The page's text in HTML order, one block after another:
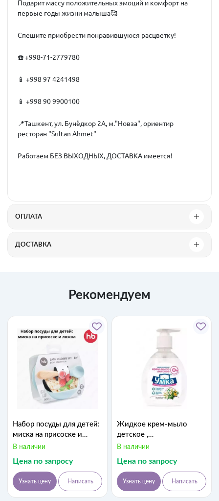
Подарит массу положительных эмоций и комфорт на
первые годы жизни малыша🥰
Спешите приобрести понравившуюся расцветку!
☎️ +998-71-2779780
📱 +998 97 4241498
📱 +998 90 9900100
📍Ташкент, ул. Бунёдкор 2А, м."Новза", ориентир
ресторан "Sultan Ahmet"
Работаем БЕЗ ВЫХОДНЫХ, ДОСТАВКА имеется!
ОПЛАТА
ДОСТАВКА
Рекомендуем
Набор посуды для детей:
миска на присоске и
ложка Happy Baby
В наличии
Цена по запросу
Узнать цену Написать
Жидкое крем-мыло
детское ,
гипоаллергенное, 300 мл
В наличии
Цена по запросу
Узнать цену Написать